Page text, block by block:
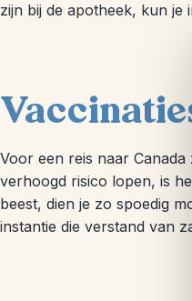
zijn bij de apotheek, kun je
Voor een reis naar Canada
verhoogd risico lopen, is
beest, dien je zo spoedig
instantie die verstand van